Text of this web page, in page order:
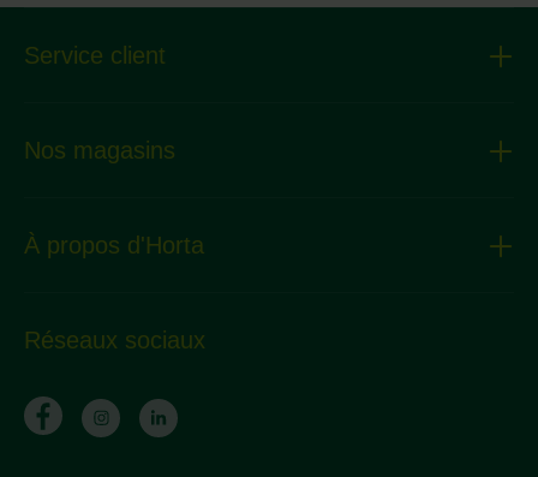
Service client
Nos magasins
À propos d'Horta
Réseaux sociaux